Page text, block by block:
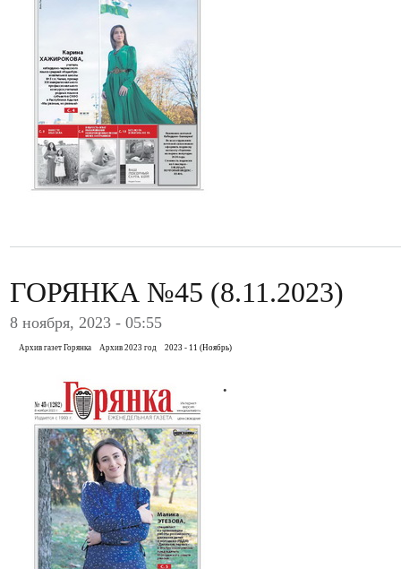
ГОРЯНКА №45 (8.11.2023)
8 ноября, 2023 - 05:55
Архив газет Горянка Архив 2023 год 2023 - 11 (Ноябрь)
.